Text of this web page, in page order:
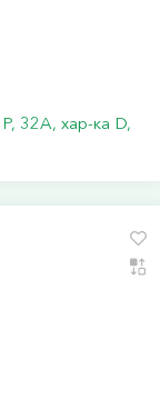
32A, хар-ка D,